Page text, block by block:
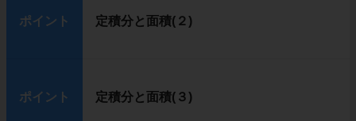
ポイント 定積分と面積(２)
ポイント 定積分と面積(３)